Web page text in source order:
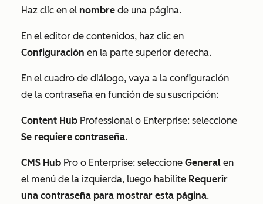
Haz clic en el nombre de una página.
En el editor de contenidos, haz clic en
Configuración en la parte superior derecha.
En el cuadro de diálogo, vaya a la configuración
de la contraseña en función de su suscripción:
Content Hub Professional o Enterprise: seleccione
Se requiere contraseña.
CMS Hub Pro o Enterprise: seleccione General en
el menú de la izquierda, luego habilite Requerir
una contraseña para mostrar esta página.